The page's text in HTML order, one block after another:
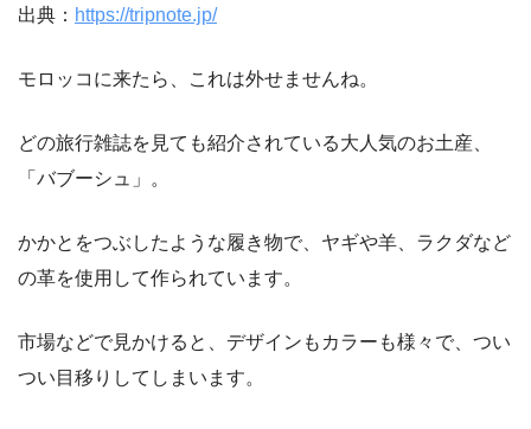
出典： https://tripnote.jp/
モロッコに来たら、これは外せませんね。
どの旅行雑誌を見ても紹介されている大人気のお土産、
「バブーシュ」。
かかとをつぶしたような履き物で、ヤギや羊、ラクダなど
の革を使用して作られています。
市場などで見かけると、デザインもカラーも様々で、つい
つい目移りしてしまいます。